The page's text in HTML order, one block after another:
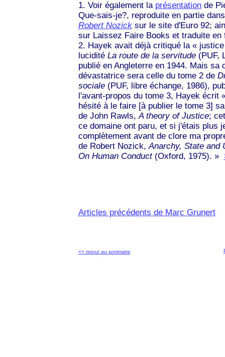
1. Voir également la présentationde
Que-sais-je?, reproduite en partie
Robert Nozicksur le site d'Euro 92;
sur Laissez Faire Books et traduite
2. Hayek avait déjà critiqué la « justice
lucidité La route de la servitude(PUF,
publié en Angleterre en 1944. Mais
dévastatrice sera celle du tome 2 de
sociale(PUF, libre échange, 1986),
l'avant-propos du tome 3, Hayek écrit
hésité à le faire [à publier le tome 3]
de John Rawls,A theory of Justice;
ce domaine ont paru, et si j'étais plus
complètement avant de clore ma
de Robert Nozick,Anarchy, State and
On Human Conduct (Oxford, 1975). »
Articles précédents de Marc Grunert
<< retour au sommaire